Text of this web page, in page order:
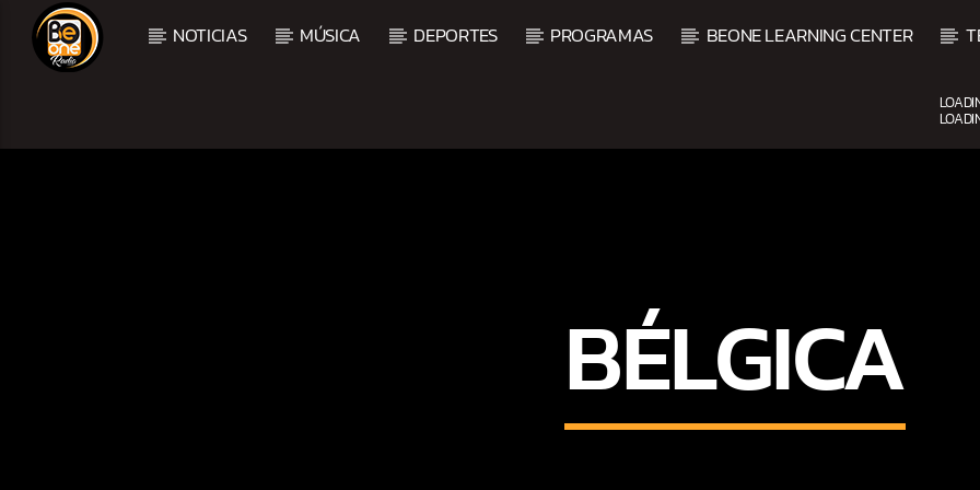
NOTICIAS MÚSICA DEPORTES PROGRAMAS BEONE LEARNING CENTER
5:00 PM 7:00 PM
BÉLGICA